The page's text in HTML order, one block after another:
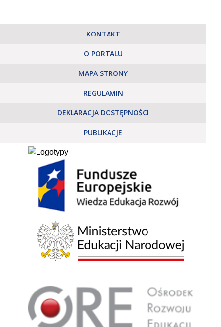
KONTAKT
O PORTALU
MAPA STRONY
REGULAMIN
DEKLARACJA DOSTĘPNOŚCI
PUBLIKACJE